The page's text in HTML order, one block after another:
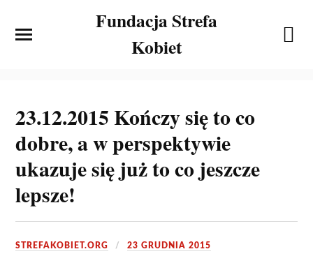
Fundacja Strefa
Kobiet
23.12.2015 Kończy się to co
dobre, a w perspektywie
ukazuje się już to co jeszcze
lepsze!
STREFAKOBIET.ORG 23 GRUDNIA 2015